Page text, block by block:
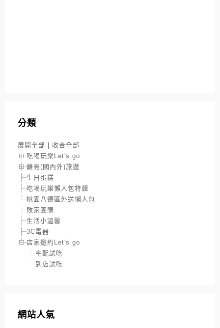
分類
展開全部 | 收合全部
吃喝玩樂Let's go
離島(國內外)旅遊
生日蛋糕
吃喝玩樂懶人包特輯
桃園八德區外送懶人包
敗家團購
生活小溫馨
3C電器
店家邀約Let's go
宅配試吃
到店試吃
網站人氣